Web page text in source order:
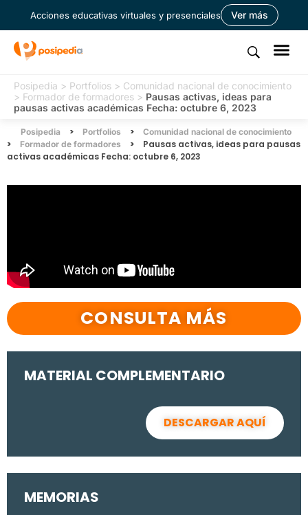
Acciones educativas virtuales y presenciales Ver más
Posipedia > Portfolios > Comunidad nacional de conocimiento
> Formador de formadores > Pausas activas, ideas para
pausas activas académicas Fecha: octubre 6, 2023
Posipedia > Portfolios > Comunidad nacional de conocimiento
> Formador de formadores >
Pausas activas, ideas para pausas
activas académicas Fecha: octubre 6, 2023
CONSULTA MÁS
MATERIAL COMPLEMENTARIO
DESCARGAR AQUÍ
MEMORIAS